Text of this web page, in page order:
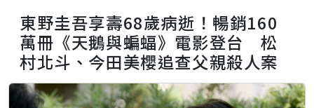
東野圭吾享壽68歲病逝！暢銷160
萬冊《天鵝與蝙蝠》電影登台 松
村北斗、今田美櫻追查父親殺人案